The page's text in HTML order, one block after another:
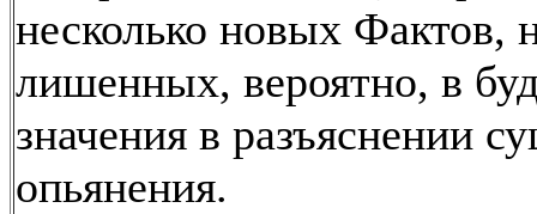
несколько новых Фактов,
лишенных, вероятно, в
значения в разъяснении
опьянения.